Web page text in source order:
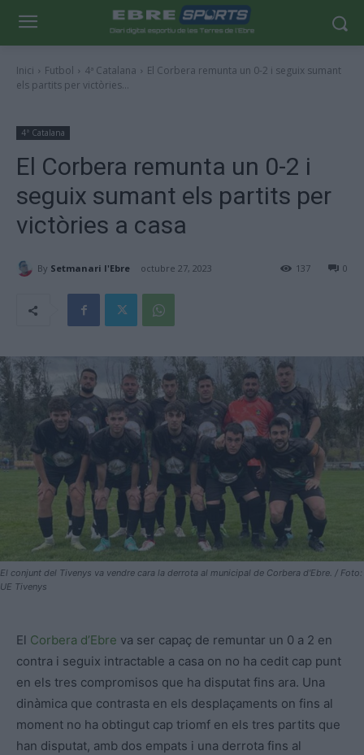
Inici Futbol 4ª Catalana
El Corbera remunta un 0-2 i seguix sumant
els partits per victòries...
4ª Catalana
El Corbera remunta un 0-2 i
seguix sumant els partits per
victòries a casa
By Setmanari l'Ebre octubre 27, 2023 0
137
El conjunt del Tivenys va vendre cara la derrota al municipal de Corbera d'Ebre. / Foto:
UE Tivenys
El Corbera d’Ebre va ser capaç de remuntar un 0 a 2 en
contra i seguix intractable a casa on no ha cedit cap punt
en els tres compromisos que ha disputat fins ara. Una
dinàmica que contrasta en els desplaçaments on fins al
moment no ha obtingut cap triomf en els tres partits que
han disputat, amb dos empats i una derrota fins al